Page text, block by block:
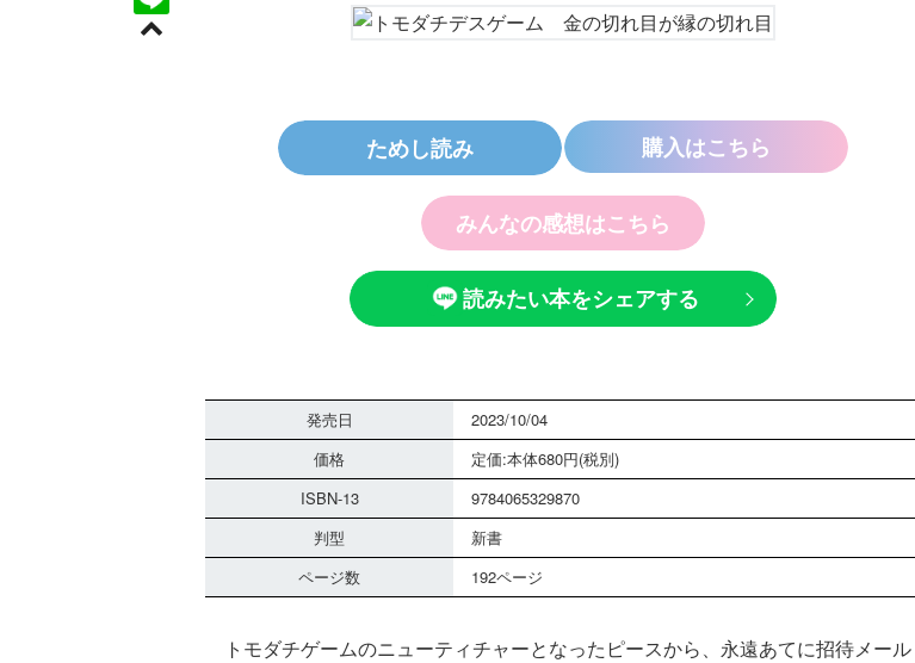
ためし読み 購入はこちら
みんなの感想はこちら
読みたい本をシェアする
発売日
2023/10/04
価格
定価:本体680円(税別)
ISBN-13
9784065329870
判型
新書
ページ数
192ページ
トモダチゲームのニューティチャーとなったピースから、永遠あてに招待メール
探偵チームＫＺ事件
霊は知っている
怪盗クイーンはサー
ムブック
黒魔女さんは白魔女
さん！？ ６年１
組 黒魔女さんが通
る！！（１８）
女さんが通る！！
青い鳥文庫版 獣の